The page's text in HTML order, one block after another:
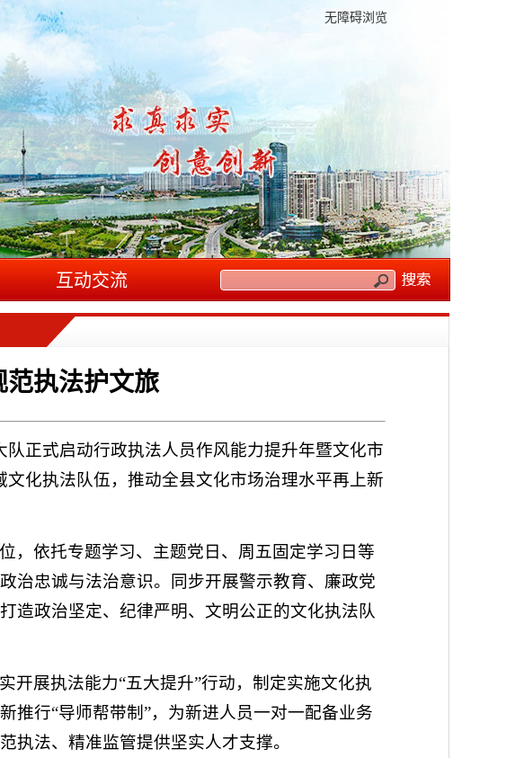
无障碍浏览
互动交流
执法护文旅
正式启动行政执法人员作风能力提升年暨文化市
化执法队伍，推动全县文化市场治理水平再上新
，依托专题学习、主题党日、周五固定学习日等
治忠诚与法治意识。同步开展警示教育、廉政党
造政治坚定、纪律严明、文明公正的文化执法队
开展执法能力“五大提升”行动，制定实施文化执
推行“导师帮带制”，为新进人员一对一配备业务
执法、精准监管提供坚实人才支撑。